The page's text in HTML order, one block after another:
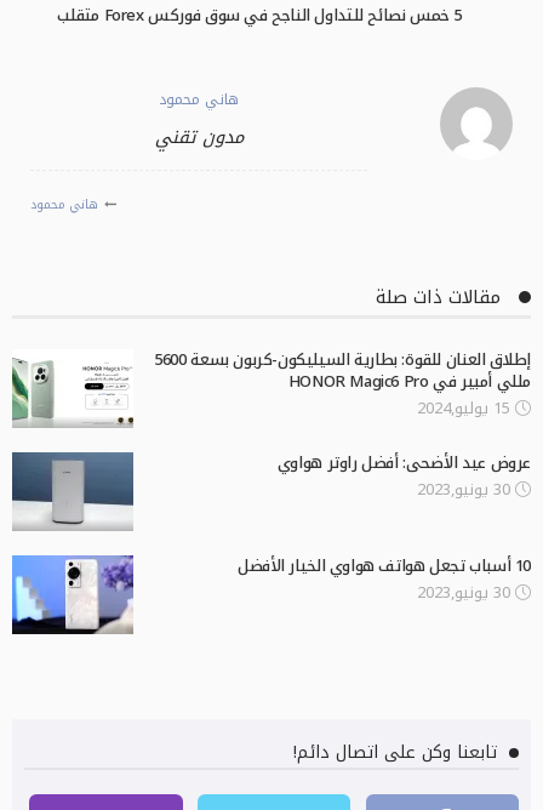
5 خمس نصائح للتداول الناجح في سوق فوركس Forex متقلب
هاني محمود
مدون تقني
هاني محمود
مقالات ذات صلة
إطلاق العنان للقوة: بطارية السيليكون-كربون بسعة 5600
مللي أمبير في HONOR Magic6 Pro
15 يوليو,2024
عروض عيد الأضحى: أفضل راوتر هواوي
30 يونيو,2023
10 أسباب تجعل هواتف هواوي الخيار الأفضل
30 يونيو,2023
تابعنا وكن على اتصال دائم!